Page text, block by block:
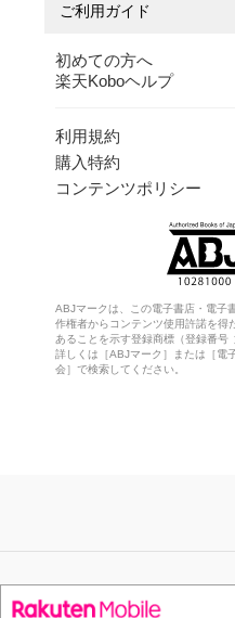
ご利用ガイド
初めての方へ
楽天Koboヘルプ
利用規約
購入特約
コンテンツポリシー
ABJマークは、この電子書店・電子
作権者からコンテンツ使用許諾を得
あることを示す登録商標（登録番号
詳しくは［ABJマーク］または［電
会］で検索してください。